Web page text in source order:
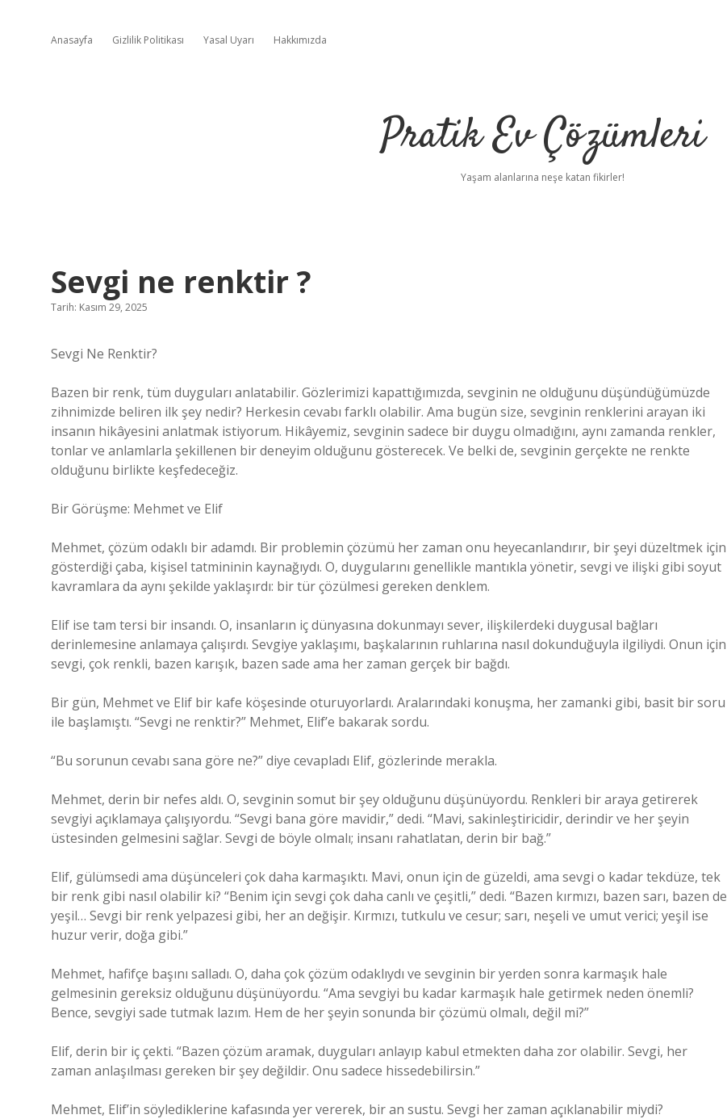
Anasayfa Gizlilik Politikası Yasal Uyarı Hakkımızda
Pratik Ev Çözümleri
Yaşam alanlarına neşe katan fikirler!
Sevgi ne renktir ?
Tarih: Kasım 29, 2025
Sevgi Ne Renktir?
Bazen bir renk, tüm duyguları anlatabilir. Gözlerimizi kapattığımızda, sevginin ne olduğunu düşündüğümüzde
zihnimizde beliren ilk şey nedir? Herkesin cevabı farklı olabilir. Ama bugün size, sevginin renklerini arayan iki
insanın hikâyesini anlatmak istiyorum. Hikâyemiz, sevginin sadece bir duygu olmadığını, aynı zamanda renkler,
tonlar ve anlamlarla şekillenen bir deneyim olduğunu gösterecek. Ve belki de, sevginin gerçekte ne renkte
olduğunu birlikte keşfedeceğiz.
Bir Görüşme: Mehmet ve Elif
Mehmet, çözüm odaklı bir adamdı. Bir problemin çözümü her zaman onu heyecanlandırır, bir şeyi düzeltmek için
gösterdiği çaba, kişisel tatmininin kaynağıydı. O, duygularını genellikle mantıkla yönetir, sevgi ve ilişki gibi soyut
kavramlara da aynı şekilde yaklaşırdı: bir tür çözülmesi gereken denklem.
Elif ise tam tersi bir insandı. O, insanların iç dünyasına dokunmayı sever, ilişkilerdeki duygusal bağları
derinlemesine anlamaya çalışırdı. Sevgiye yaklaşımı, başkalarının ruhlarına nasıl dokunduğuyla ilgiliydi. Onun için
sevgi, çok renkli, bazen karışık, bazen sade ama her zaman gerçek bir bağdı.
Bir gün, Mehmet ve Elif bir kafe köşesinde oturuyorlardı. Aralarındaki konuşma, her zamanki gibi, basit bir soru
ile başlamıştı. “Sevgi ne renktir?” Mehmet, Elif’e bakarak sordu.
“Bu sorunun cevabı sana göre ne?” diye cevapladı Elif, gözlerinde merakla.
Mehmet, derin bir nefes aldı. O, sevginin somut bir şey olduğunu düşünüyordu. Renkleri bir araya getirerek
sevgiyi açıklamaya çalışıyordu. “Sevgi bana göre mavidir,” dedi. “Mavi, sakinleştiricidir, derindir ve her şeyin
üstesinden gelmesini sağlar. Sevgi de böyle olmalı; insanı rahatlatan, derin bir bağ.”
Elif, gülümsedi ama düşünceleri çok daha karmaşıktı. Mavi, onun için de güzeldi, ama sevgi o kadar tekdüze, tek
bir renk gibi nasıl olabilir ki? “Benim için sevgi çok daha canlı ve çeşitli,” dedi. “Bazen kırmızı, bazen sarı, bazen de
yeşil… Sevgi bir renk yelpazesi gibi, her an değişir. Kırmızı, tutkulu ve cesur; sarı, neşeli ve umut verici; yeşil ise
huzur verir, doğa gibi.”
Mehmet, hafifçe başını salladı. O, daha çok çözüm odaklıydı ve sevginin bir yerden sonra karmaşık hale
gelmesinin gereksiz olduğunu düşünüyordu. “Ama sevgiyi bu kadar karmaşık hale getirmek neden önemli?
Bence, sevgiyi sade tutmak lazım. Hem de her şeyin sonunda bir çözümü olmalı, değil mi?”
Elif, derin bir iç çekti. “Bazen çözüm aramak, duyguları anlayıp kabul etmekten daha zor olabilir. Sevgi, her
zaman anlaşılması gereken bir şey değildir. Onu sadece hissedebilirsin.”
Mehmet, Elif’in söylediklerine kafasında yer vererek, bir an sustu. Sevgi her zaman açıklanabilir miydi?